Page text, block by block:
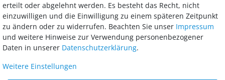
erteilt oder abgelehnt werden. Es besteht das Recht, nicht
einzuwilligen und die Einwilligung zu einem späteren Zeitpunkt
zu ändern oder zu widerrufen. Beachten Sie unser Impressum
und weitere Hinweise zur Verwendung personenbezogener
Daten in unserer Daten­schutz­erklärung.
Weitere Einstellungen